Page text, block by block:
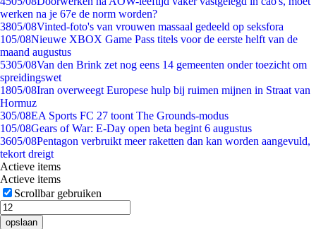
werken na je 67e de norm worden?
3805/08Vinted-foto's van vrouwen massaal gedeeld op seksfora
105/08Nieuwe XBOX Game Pass titels voor de eerste helft van de
maand augustus
5305/08Van den Brink zet nog eens 14 gemeenten onder toezicht om
spreidingswet
1805/08Iran overweegt Europese hulp bij ruimen mijnen in Straat van
Hormuz
305/08EA Sports FC 27 toont The Grounds-modus
105/08Gears of War: E-Day open beta begint 6 augustus
3605/08Pentagon verbruikt meer raketten dan kan worden aangevuld,
tekort dreigt
Actieve items
Actieve items
Scrollbar gebruiken
opslaan